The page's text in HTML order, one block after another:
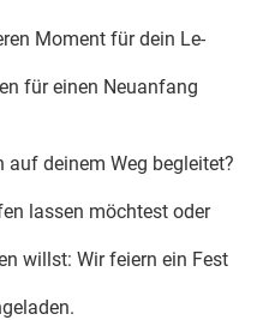
Moment für dein Le-
für einen Neuanfang
auf deinem Weg begleitet?
lassen möchtest oder
willst: Wir feiern ein Fest